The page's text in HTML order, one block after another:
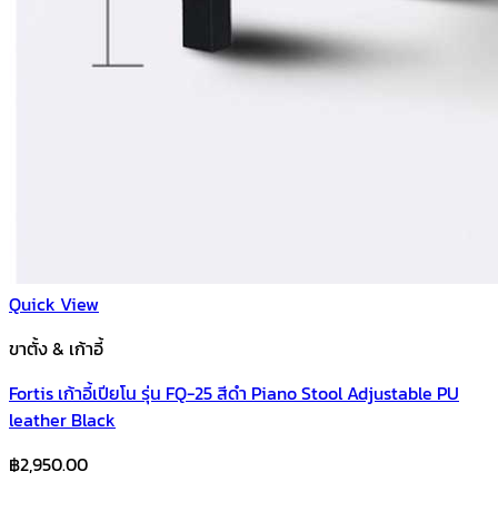
Quick View
ขาตั้ง & เก้าอี้
Fortis เก้าอี้เปียโน รุ่น FQ-25 สีดำ Piano Stool Adjustable PU
leather Black
฿2,950.00